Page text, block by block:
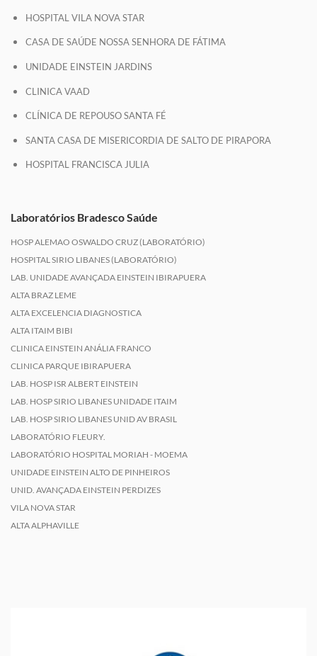
HOSPITAL VILA NOVA STAR
CASA DE SAÚDE NOSSA SENHORA DE FÁTIMA
UNIDADE EINSTEIN JARDINS
CLINICA VAAD
CLÍNICA DE REPOUSO SANTA FÉ
SANTA CASA DE MISERICORDIA DE SALTO DE PIRAPORA
HOSPITAL FRANCISCA JULIA
Laboratórios Bradesco Saúde
HOSP ALEMAO OSWALDO CRUZ (LABORATÓRIO)
HOSPITAL SIRIO LIBANES (LABORATÓRIO)
LAB. UNIDADE AVANÇADA EINSTEIN IBIRAPUERA
ALTA BRAZ LEME
ALTA EXCELENCIA DIAGNOSTICA
ALTA ITAIM BIBI
CLINICA EINSTEIN ANÁLIA FRANCO
CLINICA PARQUE IBIRAPUERA
LAB. HOSP ISR ALBERT EINSTEIN
LAB. HOSP SIRIO LIBANES UNIDADE ITAIM
LAB. HOSP SIRIO LIBANES UNID AV BRASIL
LABORATÓRIO FLEURY.
LABORATÓRIO HOSPITAL MORIAH - MOEMA
UNIDADE EINSTEIN ALTO DE PINHEIROS
UNID. AVANÇADA EINSTEIN PERDIZES
VILA NOVA STAR
ALTA ALPHAVILLE